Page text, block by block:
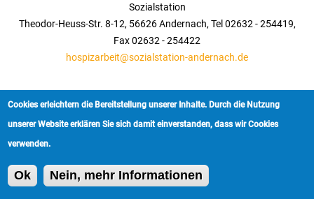
Sozialstation
Theodor-Heuss-Str. 8-12, 56626 Andernach, Tel 02632 - 254419,
Fax 02632 - 254422
hospizarbeit@sozialstation-andernach.de
Startseite | Kontakt Impressum
Cookies erleichtern die Bereitstellung unserer Inhalte. Durch die Nutzung
unserer Website erklären Sie sich damit einverstanden, dass wir Cookies
verwenden.
Ok Nein, mehr Informationen